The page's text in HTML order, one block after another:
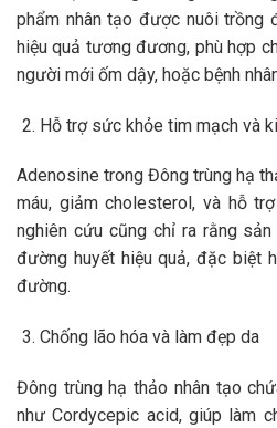
phẩm nhân tạo được nuôi trồng
hiệu quả tương đương, phù hợp
người mới ốm dậy, hoặc bệnh
Hỗ trợ sức khỏe tim mạch và
Adenosine trong Đông trùng hạ
máu, giảm cholesterol, và hỗ
nghiên cứu cũng chỉ ra rằng
đường huyết hiệu quả, đặc biệt
đường.
Chống lão hóa và làm đẹp da
Đông trùng hạ thảo nhân tạo
như Cordycepic acid, giúp làm